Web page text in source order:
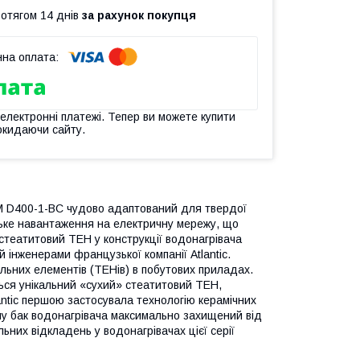
14 днів за рахунок покупця
платежі. Тепер ви можете купити
сайту.
D400-1-BC чудово адаптований для твердої
навантаження на електричну мережу, що
ТЕН у конструкції водонагрівача
французької компанії Atlantic.
елементів (ТЕНів) в побутових приладах.
унікальний «сухий» стеатитовий ТЕН,
першою застосувала технологію керамічних
бак водонагрівача максимально захищений від
відкладень у водонагрівачах цієї серії